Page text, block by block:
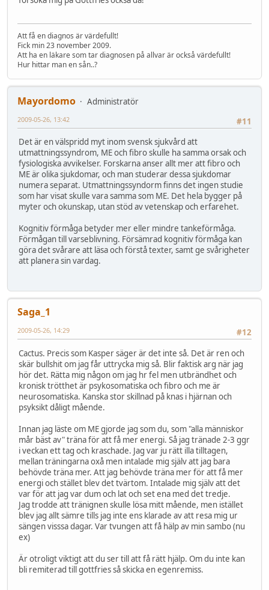
Att få en diagnos är värdefullt!
Fick min 23 november 2009.
Att ha en läkare som tar diagnosen på allvar är också värdefullt!
Hur hittar man en sån..?
Mayordomo
Administratör
#11
2009-05-26, 13:42
Det är en välspridd myt inom svensk sjukvård att
utmattningssyndrom, ME och fibro skulle ha samma orsak och
fysiologiska avvikelser. Forskarna anser allt mer att fibro och
ME är olika sjukdomar, och man studerar dessa sjukdomar
numera separat. Utmattningssyndorm finns det ingen studie
som har visat skulle vara samma som ME. Det hela bygger på
myter och okunskap, utan stöd av vetenskap och erfarehet.
Kognitiv förmåga betyder mer eller mindre tankeförmåga.
Förmågan till varseblivning. Försämrad kognitiv förmåga kan
göra det svårare att läsa och förstå texter, samt ge svårigheter
att planera sin vardag.
Saga_1
#12
2009-05-26, 14:29
Cactus. Precis som Kasper säger är det inte så. Det är ren och
skär bullshit om jag får uttrycka mig så. Blir faktisk arg när jag
hör det. Rätta mig någon om jag hr fel men utbrändhet och
kronisk trötthet är psykosomatiska och fibro och me är
neurosomatiska. Kanska stor skillnad på knas i hjärnan och
psyksikt dåligt mående.
Innan jag läste om ME gjorde jag som du, som "alla människor
mår bäst av" träna för att få mer energi. Så jag tränade 2-3 ggr
i veckan ett tag och kraschade. Jag var ju rätt illa tilltagen,
mellan träningarna oxå men intalade mig själv att jag bara
behövde träna mer. Att jag behövde träna mer för att få mer
energi och stället blev det tvärtom. Intalade mig själv att det
var för att jag var dum och lat och set ena med det tredje.
Jag trodde att tränignen skulle lösa mitt mående, men istället
blev jag allt sämre tills jag inte ens klarade av att resa mig ur
sängen visssa dagar. Var tvungen att få hälp av min sambo (nu
ex)
Är otroligt viktigt att du ser till att få rätt hjälp. Om du inte kan
bli remiterad till gottfries så skicka en egenremiss.